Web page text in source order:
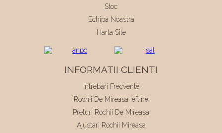
Stoc
Echipa Noastra
Harta Site
INFORMATII CLIENTI
Intrebari Frecvente
Rochii De Mireasa Ieftine
Preturi Rochii De Mireasa
Ajustari Rochii Mireasa